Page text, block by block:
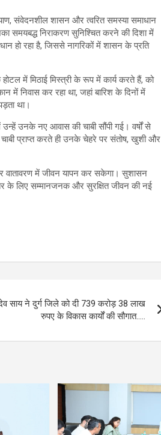
संवेदनशील शासन और त्वरित समस्या समाधान
निराकरण सुनिश्चित करने की दिशा में
हो रहा है, जिससे नागरिकों में शासन के प्रति
में मिठाई मिस्त्री के रूप में कार्य करते हैं, को
में निवास कर रहा था, जहां बारिश के दिनों में
था।
उनके नए आवास की चाबी सौंपी गई। वर्षों से
प्राप्त करते ही उनके चेहरे पर संतोष, खुशी और
वातावरण में जीवन यापन कर सकेगा। सुशासन
के लिए सम्मानजनक और सुरक्षित जीवन की नई
साय ने दुर्ग जिले को दी 739 करोड़ 38 लाख
रुपए के विकास कार्यों की सौगात…..